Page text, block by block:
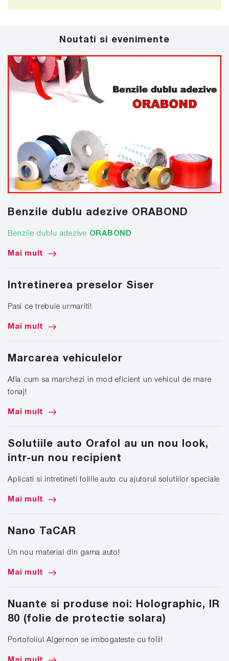
Noutati si evenimente
Benzile dublu adezive ORABOND
Benzile dublu adezive ORABOND
Mai mult
Intretinerea preselor Siser
Pasi ce trebuie urmariti!
Mai mult
Marcarea vehiculelor
Afla cum sa marchezi in mod eficient un vehicul de mare
tonaj!
Mai mult
Solutiile auto Orafol au un nou look,
intr-un nou recipient
Aplicati si intretineti foliile auto cu ajutorul solutiilor speciale
Mai mult
Nano TaCAR
Un nou material din gama auto!
Mai mult
Nuante si produse noi: Holographic, IR
80 (folie de protectie solara)
Portofoliul Algernon se imbogateste cu folii!